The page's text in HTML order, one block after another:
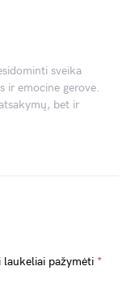
sveika
ir emocine gerove.
bet ir
laukeliai pažymėti *